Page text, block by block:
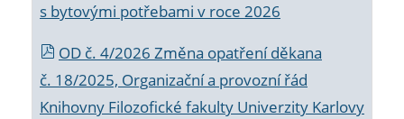
s bytovými potřebami v roce 2026
OD č. 4/2026 Změna opatření děkana
č. 18/2025, Organizační a provozní řád
Knihovny Filozofické fakulty Univerzity Karlovy